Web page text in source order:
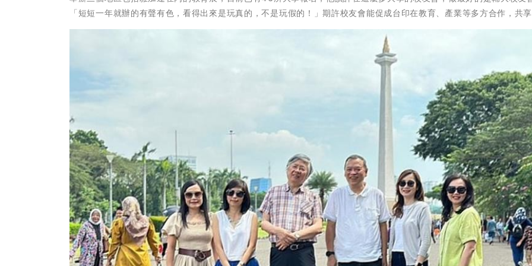
「短短一年就辦的有聲有色，看得出來是玩真的，不是玩假的！」期許校友會能促成台印在教育、產業等多方合作，共